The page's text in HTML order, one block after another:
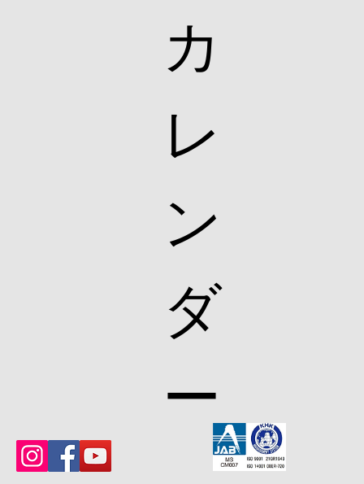
カ
レ
ン
ダ
ー